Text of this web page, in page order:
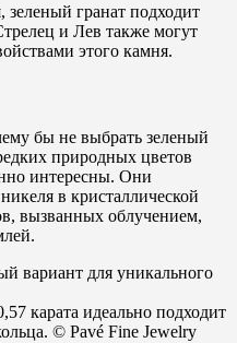
зеленый гранат подходит
и Лев также могут
этого камня.
бы не выбрать зеленый
природных цветов
интересны. Они
в кристаллической
вызванных облучением,
карата идеально подходит
© Pavé Fine Jewelry